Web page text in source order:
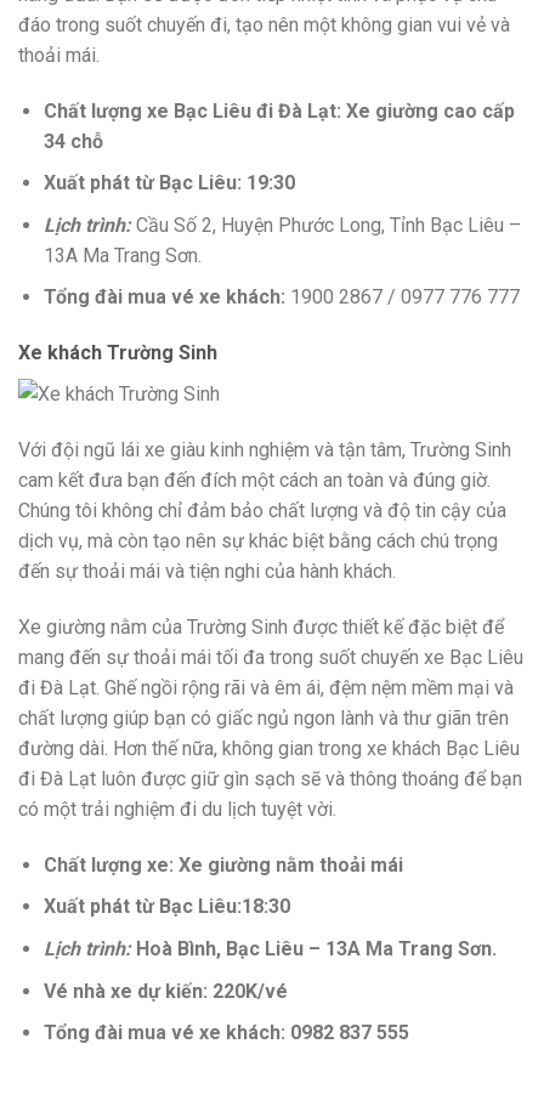
đáo trong suốt chuyến đi, tạo nên một không gian vui vẻ và
thoải mái.
Chất lượng xe Bạc Liêu đi Đà Lạt: Xe giường cao cấp
34 chỗ
Xuất phát từ Bạc Liêu: 19:30
Lịch trình:Cầu Số 2, Huyện Phước Long, Tỉnh Bạc Liêu –
13A Ma Trang Sơn.
Tổng đài mua vé xe khách: 1900 2867 / 0977 776 777
Xe khách Trường Sinh
Với đội ngũ lái xe giàu kinh nghiệm và tận tâm, Trường Sinh
cam kết đưa bạn đến đích một cách an toàn và đúng giờ.
Chúng tôi không chỉ đảm bảo chất lượng và độ tin cậy của
dịch vụ, mà còn tạo nên sự khác biệt bằng cách chú trọng
đến sự thoải mái và tiện nghi của hành khách.
Xe giường nằm của Trường Sinh được thiết kế đặc biệt để
mang đến sự thoải mái tối đa trong suốt chuyến xe Bạc Liêu
đi Đà Lạt. Ghế ngồi rộng rãi và êm ái, đệm nệm mềm mại và
chất lượng giúp bạn có giấc ngủ ngon lành và thư giãn trên
đường dài. Hơn thế nữa, không gian trong xe khách Bạc Liêu
đi Đà Lạt luôn được giữ gìn sạch sẽ và thông thoáng để bạn
có một trải nghiệm đi du lịch tuyệt vời.
Chất lượng xe: Xe giường nằm thoải mái
Xuất phát từ Bạc Liêu:18:30
Lịch trình:Hoà Bình, Bạc Liêu – 13A Ma Trang Sơn.
Vé nhà xe dự kiến: 220K/vé
Tổng đài mua vé xe khách: 0982 837 555